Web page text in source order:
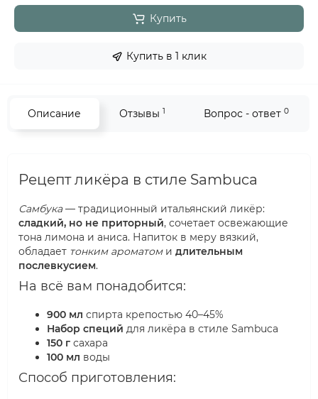
Купить
Купить в 1 клик
Описание Отзывы 1 Вопрос - ответ 0
Рецепт ликёра в стиле Sambuca
Самбука— традиционный итальянский ликёр:
сладкий, но не приторный, сочетает освежающие
тона лимона и аниса. Напиток в меру вязкий,
обладает тонким ароматоми длительным
послевкусием.
На всё вам понадобится:
900 мл спирта крепостью 40–45%
Набор специй для ликёра в стиле Sambuca
150 г сахара
100 мл воды
Способ приготовления: